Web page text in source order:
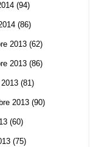
(94)
(86)
2013 (62)
2013 (86)
(81)
2013 (90)
(60)
(75)